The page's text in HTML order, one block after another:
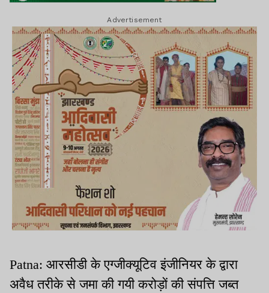
Advertisement
Patna: आरसीडी के एग्जीक्यूटिव इंजीनियर के द्वारा
अवैध तरीके से जमा की गयी करोड़ों की संपत्ति जब्त